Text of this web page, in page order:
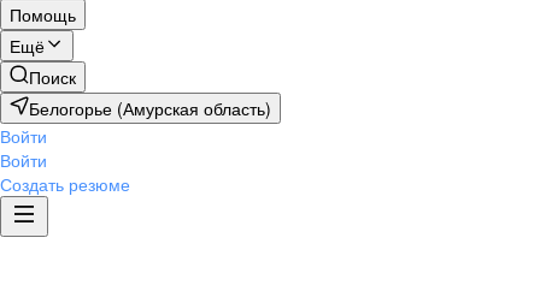
Помощь
Ещё
Поиск
Белогорье (Амурская область)
Войти
Войти
Создать резюме